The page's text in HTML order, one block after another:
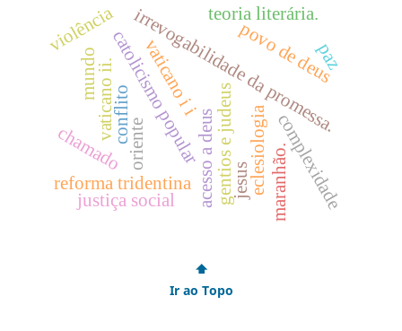
acesso a deus jesus
gentios e judeus
irrevogabilidade da promessa.
catolicismo popular
reforma tridentina
oriente eclesiologia
teoria literária.
chamado
povo de deus
complexidade
vaticano ii. vaticano i i
violência
conflito
paz
mundo
justiça social maranhão.
⬆
Ir ao Topo